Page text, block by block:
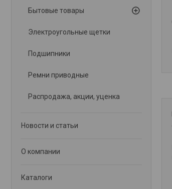
Бытовые товары
Электроугольные щетки
Подшипники
Ремни приводные
Распродажа, акции, уценка
Новости и статьи
О компании
Каталоги